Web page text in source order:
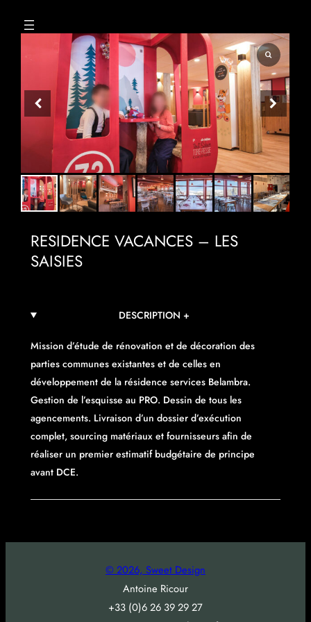
RESIDENCE VACANCES – LES
SAISIES
DESCRIPTION +
Mission d’étude de rénovation et de décoration des
parties communes existantes et de celles en
développement de la résidence services Belambra.
Gestion de l’esquisse au PRO. Dessin de tous les
agencements. Livraison d’un dossier d’exécution
complet, sourcing matériaux et fournisseurs afin de
réaliser un premier estimatif budgétaire de principe
avant DCE.
© 2026, Sweet Design
Antoine Ricour
+33 (0)6 26 39 29 27